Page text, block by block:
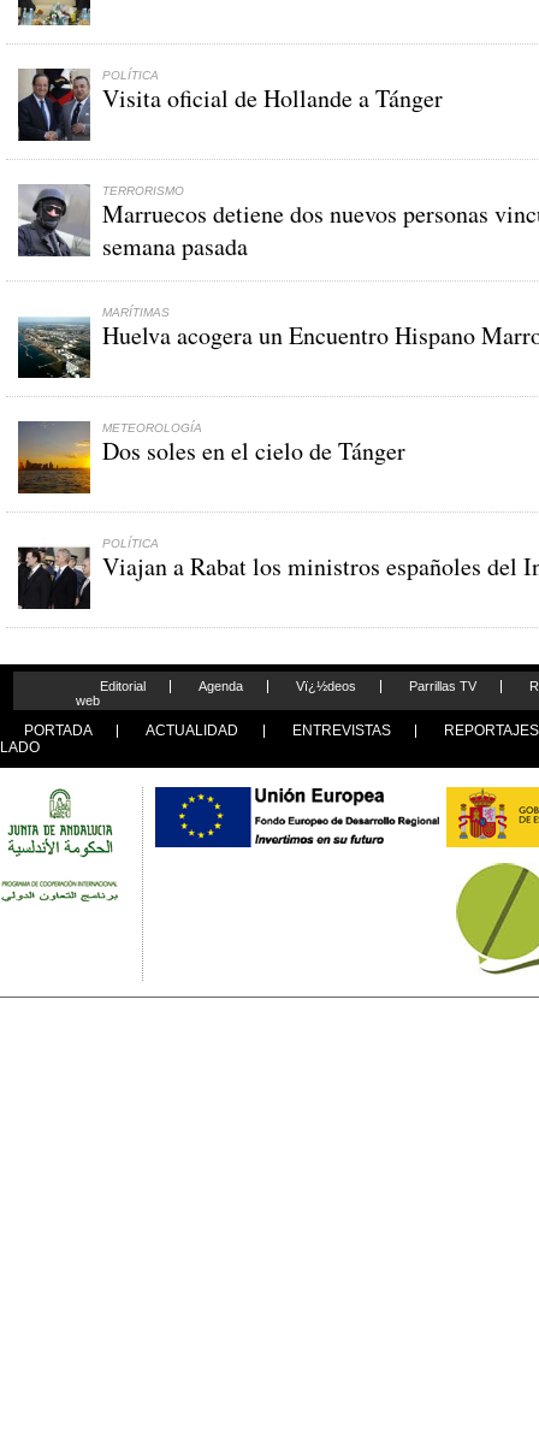
POLÍTICA
Visita oficial de Hollande a Tánger
TERRORISMO
Marruecos detiene dos nuevos personas
semana pasada
MARÍTIMAS
Huelva acogera un Encuentro Hispano
METEOROLOGÍA
Dos soles en el cielo de Tánger
POLÍTICA
Viajan a Rabat los ministros españoles del
Editorial Agenda Vï¿½deos Parrillas TV
web
PORTADA ACTUALIDAD ENTREVISTAS
REPORTAJES
LADO